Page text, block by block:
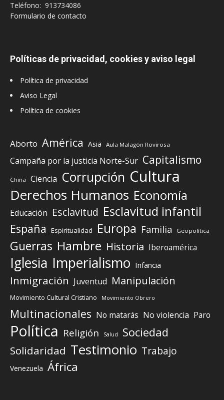
Teléfono: 913734086
Formulario de contacto
Políticas de privacidad, cookies y aviso legal
Política de privacidad
Aviso Legal
Política de cookies
Aborto América Asia Aula Malagón Rovirosa
Campaña por la justicia Norte-Sur Capitalismo
China Ciencia Corrupción Cultura
Derechos Humanos Economía
Educación Esclavitud Esclavitud infantil
España Espiritualidad Europa Familia Geopolítica
Guerras Hambre Historia Iberoamérica
Iglesia Imperialismo Infancia
Inmigración Juventud Manipulación
Movimiento Cultural Cristiano Movimiento Obrero
Multinacionales No matarás No violencia Paro
Política Religión Salud Sociedad
Solidaridad Testimonio Trabajo
Venezuela África